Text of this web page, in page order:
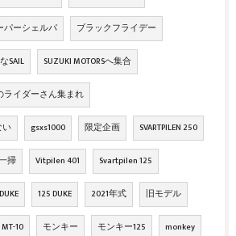
パーシェルパ ブラックフライデー
SAIL SUZUKI MOTORSへ集合
ライダーさん集まれ
い gsxs1000 限定企画 SVARTPILEN 250
掃 Vitpilen 401 Svartpilen 125
125 DUKE 2021年式 旧モデル
MT-10 モンキー モンキー125 monkey